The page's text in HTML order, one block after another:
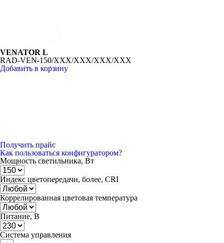
VENATOR L
RAD-VEN-150/XXX/XXX/XXX/XXX
Добавить в корзину
Получить прайс
Как пользоваться конфигуратором?
Мощность светильника, Вт
Индекс цветопередачи, более, CRI
Коррелированная цветовая температура
Питание, В
Система управления